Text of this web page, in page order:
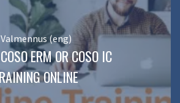
Valmennus (eng)
ERM OR COSO IC
ONLINE